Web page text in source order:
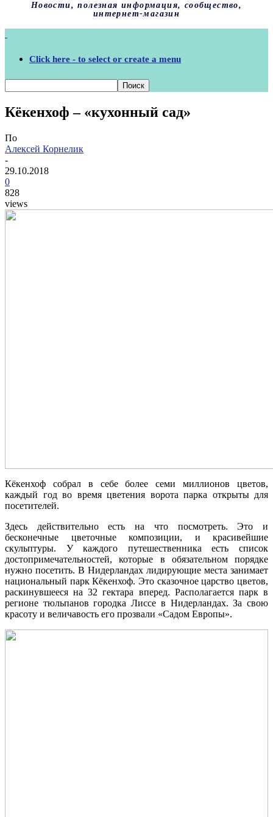
Новости, полезная информация, сообщество,
интернет-магазин
Click here - to select or create a menu
Кёкенхоф – «кухонный сад»
По
Алексей Корнелик
-
29.10.2018
0
828
views
Кёкенхоф собрал в себе более семи миллионов цветов,
каждый год во время цветения ворота парка открыты для
посетителей.
Здесь действительно есть на что посмотреть. Это и
бесконечные цветочные композиции, и красивейшие
скульптуры. У каждого путешественника есть список
достопримечательностей, которые в обязательном порядке
нужно посетить. В Нидерландах лидирующие места занимает
национальный парк Кёкенхоф. Это сказочное царство цветов,
раскинувшееся на 32 гектара вперед. Располагается парк в
регионе тюльпанов городка Лиссе в Нидерландах. За свою
красоту и величавость его прозвали «Садом Европы».